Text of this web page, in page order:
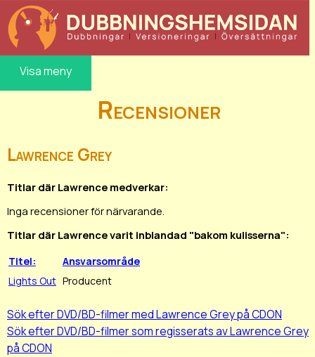
Visa meny
Recensioner
Lawrence Grey
Titlar där Lawrence medverkar:
Inga recensioner för närvarande.
Titlar där Lawrence varit inblandad "bakom kulisserna":
Titel:
Ansvarsområde
Lights Out Producent
Sök efter DVD/BD-filmer med Lawrence Grey på CDON
Sök efter DVD/BD-filmer som regisserats av Lawrence Grey
på CDON